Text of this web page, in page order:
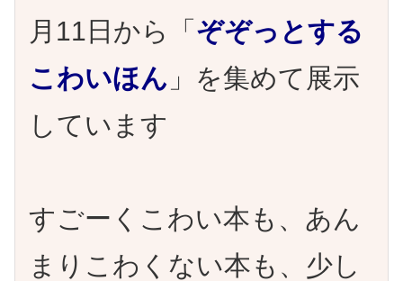
月11日から「 ぞぞっとする
こわいほん 」を集めて展示
しています
すごーくこわい本も、あん
まりこわくない本も、少し